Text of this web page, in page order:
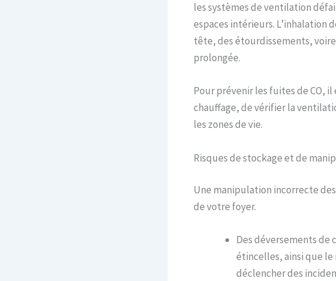
les systèmes de ventilation
espaces intérieurs. L’inhalation
tête, des étourdissements,
prolongée.
Pour prévenir les fuites de CO,
chauffage, de vérifier la
les zones de vie.
Risques de stockage et de
Une manipulation incorrecte
de votre foyer.
Des déversements de
étincelles, ainsi que
déclencher des